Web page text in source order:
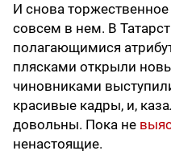
И снова
совсем в нем. В
полагающимися
плясками открыли
чиновниками
красивые кадры, и,
довольны. Пока не
ненастоящие.